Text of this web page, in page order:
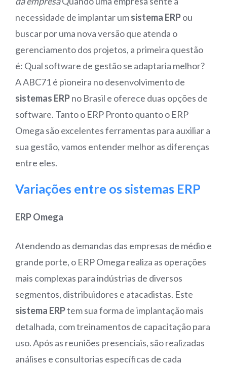
necessidade de implantar umsistema ERPou
buscar por uma nova versão que atenda o
gerenciamento dos projetos, a primeira questão
é: Qual software de gestão se adaptaria melhor?
A ABC71 é pioneira no desenvolvimento de
sistemas ERPno Brasil e oferece duas opções de
software. Tanto o ERP Pronto quanto o ERP
Omega são excelentes ferramentas para auxiliar a
sua gestão, vamos entender melhor as diferenças
entre eles.
Variações entre ossistemas ERP
ERP Omega
Atendendo as demandas das empresas de médio e
grande porte, o ERP Omega realiza as operações
mais complexas para indústrias de diversos
segmentos, distribuidores e atacadistas. Este
sistema ERPtem sua forma de implantação mais
detalhada, com treinamentos de capacitação para
uso. Após as reuniões presenciais, são realizadas
análises e consultorias específicas de cada